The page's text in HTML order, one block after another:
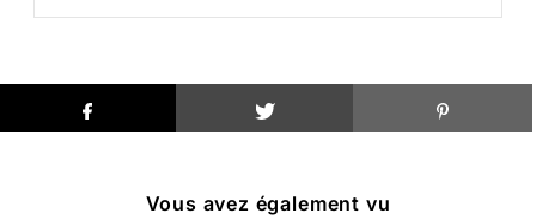
Vous avez également vu